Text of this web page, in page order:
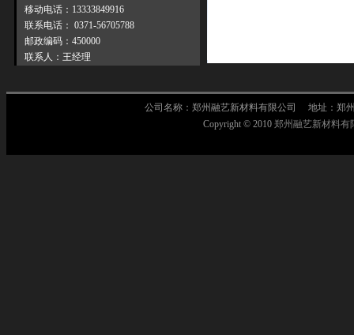
移动电话：13333849916
联系电话： 0371-56705788
邮政编码：450000
联系人：王经理
公司名称：郑州融艺新材料有限公司 地址：郑
Copyright © 2010 郑州融艺新材料有